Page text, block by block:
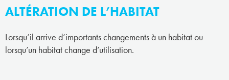
ALTÉRATION DE L’HABITAT
Lorsqu’il arrive d’importants changements à un habitat ou
lorsqu’un habitat change d’utilisation.